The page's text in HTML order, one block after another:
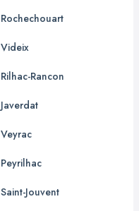
Rochechouart
Videix
Rilhac-Rancon
Javerdat
Veyrac
Peyrilhac
Saint-Jouvent